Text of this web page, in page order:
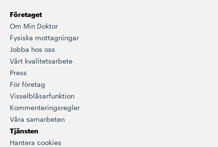
Företaget
Om Min Doktor
Fysiska mottagningar
Jobba hos oss
Vårt kvalitetsarbete
Press
För företag
Visselblåsarfunktion
Kommenteringsregler
Våra samarbeten
Tjänsten
Hantera cookies